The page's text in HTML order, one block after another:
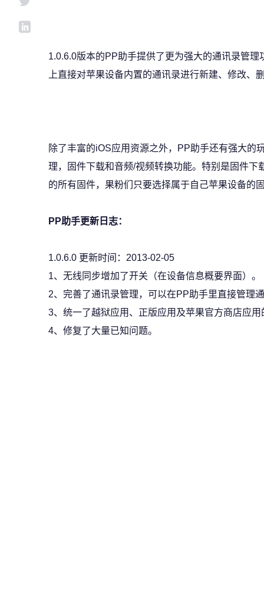
1.0.6.0版本的PP助手提供了更为强大的通讯录管
上直接对苹果设备内置的通讯录进行新建、修改、
除了丰富的iOS应用资源之外，PP助手还有强大的
理，固件下载和音频/视频转换功能。特别是固件下
的所有固件，果粉们只要选择属于自己苹果设备的
PP助手更新日志：
1.0.6.0 更新时间：2013-02-05
1、无线同步增加了开关（在设备信息概要界面）。
2、完善了通讯录管理，可以在PP助手里直接管理
3、统一了越狱应用、正版应用及苹果官方商店应用
4、修复了大量已知问题。